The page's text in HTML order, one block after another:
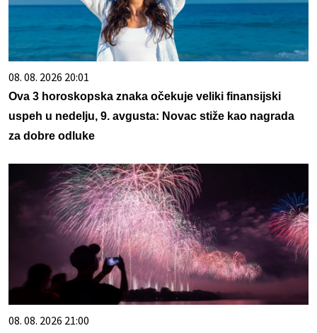
08. 08. 2026 20:01
Ova 3 horoskopska znaka očekuje veliki finansijski
uspeh u nedelju, 9. avgusta: Novac stiže kao nagrada
za dobre odluke
08. 08. 2026 21:00